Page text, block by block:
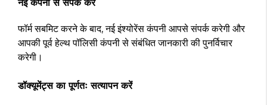
नई कंपनी से संपर्क करें
फॉर्म सबमिट करने के बाद, नई इंश्योरेंस कंपनी आपसे संपर्क करेगी और
आपकी पूर्व हेल्थ पॉलिसी कंपनी से संबंधित जानकारी की पुनर्विचार
करेगी।
डॉक्यूमेंट्स का पूर्णतः सत्यापन करें